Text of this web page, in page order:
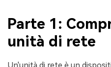
Parte 1:
unità di rete